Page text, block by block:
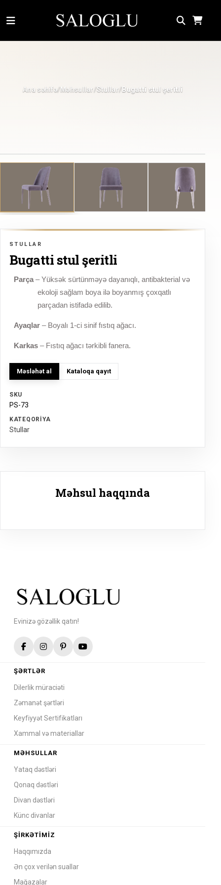
Ana səhifə/Məhsullar /Stullar/ Bugatti stul şeritli
STULLAR
Bugatti stul şeritli
Parça – Yüksək sürtünməyə dayanıqlı, antibakterial və
ekoloji sağlam boya ilə boyanmış çoxqatlı
parçadan istifadə edilib.
Ayaqlar – Boyalı 1-ci sinif fıstıq ağacı.
Karkas – Fıstıq ağacı tərkibli fanera.
Məsləhət al Kataloqa qayıt
SKU
PS-73
KATEQORIYA
Stullar
Məhsul haqqında
Evinizə gözəllik qatın!
ŞƏRTLƏR
Dilerlik müraciəti
Zəmanət şərtləri
Keyfiyyət Sertifikatları
Xammal və materiallar
MƏHSULLAR
Yataq dəstləri
Qonaq dəstləri
Divan dəstləri
Künc divanlar
ŞIRKƏTIMIZ
Haqqımızda
Ən çox verilən suallar
Mağazalar